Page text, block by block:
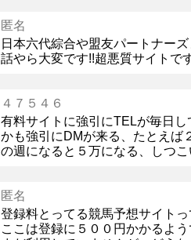
匿名
日本六代綜合や盟友パートナー
話やら大変です!!超悪質サイトで
４７５４６
有料サイトに強引にTELが毎日
かも強引にDMが来る、たとえば
の週になると５万になる、しつこ
匿名
登録料とってる競馬予想サイトっ
ここは登録に５００円かかるよう